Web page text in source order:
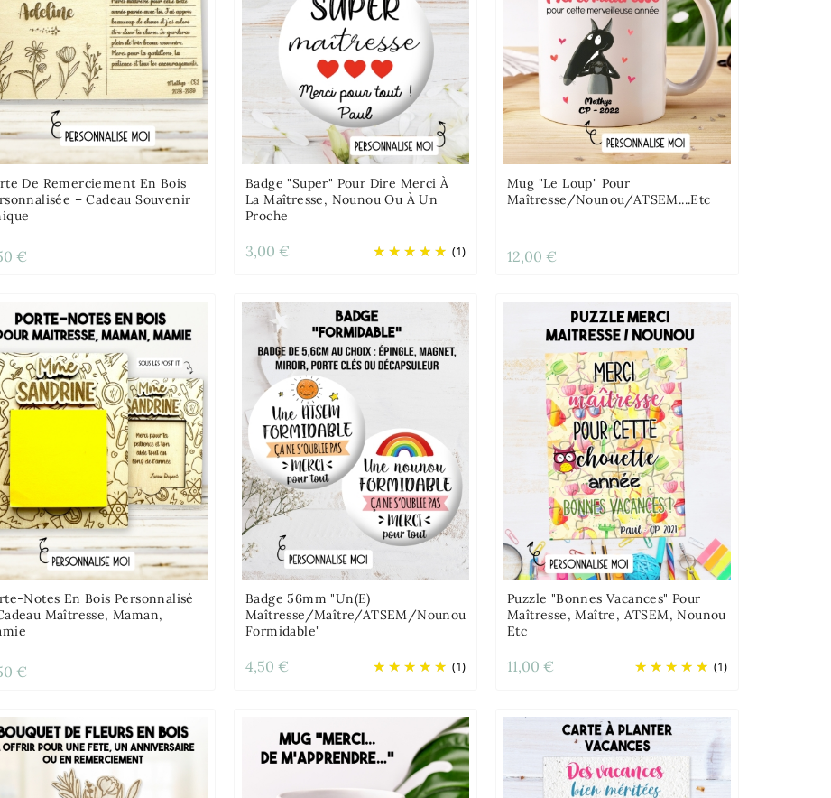
De Remerciement En Bois
– Cadeau Souvenir
€
Badge "Super" Pour Dire Merci À
La Maîtresse, Nounou Ou À Un
Proche
(1)
3,00 €
Mug "Le Loup" Pour
Maîtresse/Nounou/ATSEM....etc
12,00 €
Notes En Bois Personnalisé
Maîtresse, Maman,
€
Badge 56mm "Un(e)
Maîtresse/Maître/ATSEM/Nounou
Formidable"
(1)
4,50 €
Puzzle "Bonnes Vacances" Pour
Maîtresse, Maître, ATSEM, Nounou
Etc
(1)
11,00 €